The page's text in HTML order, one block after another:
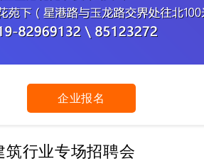
企业报名
行业专场招聘会